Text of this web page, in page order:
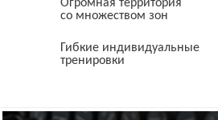
Огромная территория
со множеством зон
Гибкие индивидуальные
тренировки